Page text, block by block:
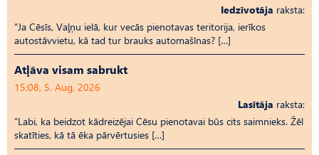
Iedzīvotāja raksta:
“Ja Cēsīs, Vaļņu ielā, kur vecās pienotavas teritorija, ierīkos
autostāvvietu, kā tad tur brauks automašīnas? […]
Atļāva visam sabrukt
15:08, 5. Aug, 2026
Lasītāja raksta:
“Labi, ka beidzot kādreizējai Cēsu pienotavai būs cits saimnieks. Žēl
skatīties, kā tā ēka pārvērtusies […]